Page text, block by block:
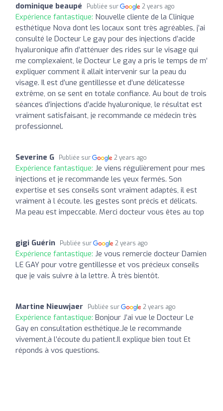
dominique beaupé Publiée sur 2 years ago
Expérience fantastique: Nouvelle cliente de la Clinique
esthétique Nova dont les locaux sont très agréables, j’ai
consulté le Docteur Le gay pour des injections d’acide
hyaluronique afin d’atténuer des rides sur le visage qui
me complexaient, le Docteur Le gay a pris le temps de m’
expliquer comment il allait intervenir sur la peau du
visage. Il est d’une gentillesse et d’une délicatesse
extrême, on se sent en totale confiance. Au bout de trois
séances d’injections d’acide hyaluronique, le résultat est
vraiment satisfaisant, je recommande ce médecin très
professionnel.
Severine G Publiée sur 2 years ago
Expérience fantastique: Je viens régulièrement pour mes
injections et je recommande les yeux fermés. Son
expertise et ses conseils sont vraiment adaptés, il est
vraiment à l écoute. les gestes sont précis et délicats.
Ma peau est impeccable. Merci docteur vous êtes au top
gigi Guérin Publiée sur 2 years ago
Expérience fantastique: Je vous remercie docteur Damien
LE GAY pour votre gentillesse et vos précieux conseils
que je vais suivre à la lettre. À très bientôt.
Martine Nieuwjaer Publiée sur 2 years ago
Expérience fantastique: Bonjour J’ai vue le Docteur Le
Gay en consultation esthétique.Je le recommande
vivement,à l’écoute du patient.Il explique bien tout Et
réponds à vos questions.